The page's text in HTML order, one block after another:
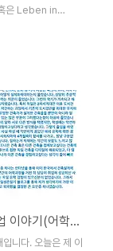
은 Leben in
시험을 볼
많아져서 그런지
.
를 찾는데도 쉽지
기본 대기가 4달,
뒤, 뵈블링엔은 5달
고해서 가장 빨리
르크 VHS에 시험
하늘씨의 독일 취업 이야기(어학부터 취업까지)
니다. 오늘은 제 이